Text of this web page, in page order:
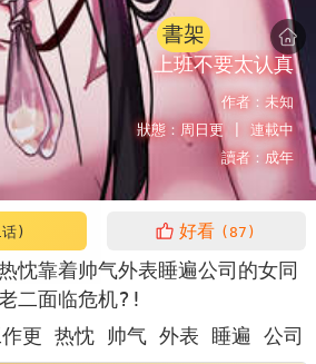
書架
上班不要太认真
作者： 未知
狀態： 周日更 | 連載中
讀者： 成年
) 好看 (87)
忱靠着帅气外表睡遍公司的女同
二面临危机?!
更 热忱 帅气 外表 睡遍 公司